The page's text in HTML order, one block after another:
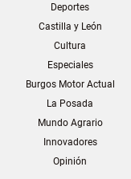
Deportes
Castilla y León
Cultura
Especiales
Burgos Motor Actual
La Posada
Mundo Agrario
Innovadores
Opinión